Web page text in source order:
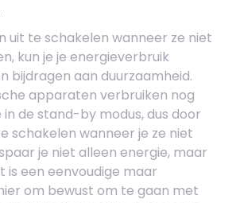
uit te schakelen wanneer ze niet
kun je je energieverbruik
bijdragen aan duurzaamheid.
apparaten verbruiken nog
de stand-by modus, dus door
schakelen wanneer je ze niet
je niet alleen energie, maar
is een eenvoudige maar
om bewust om te gaan met